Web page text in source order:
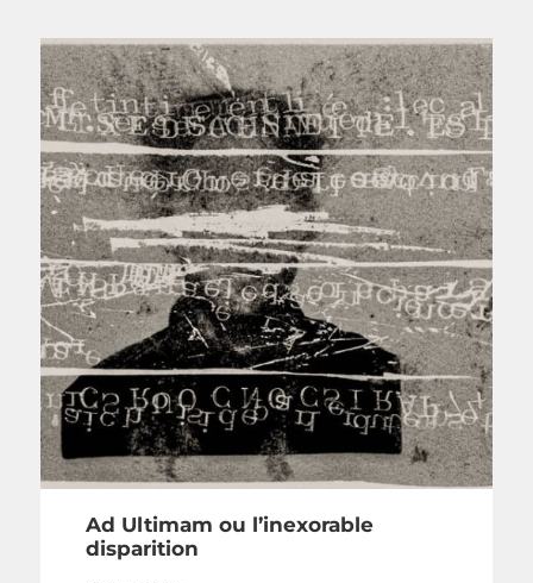
Ad Ultimam ou l’inexorable
disparition